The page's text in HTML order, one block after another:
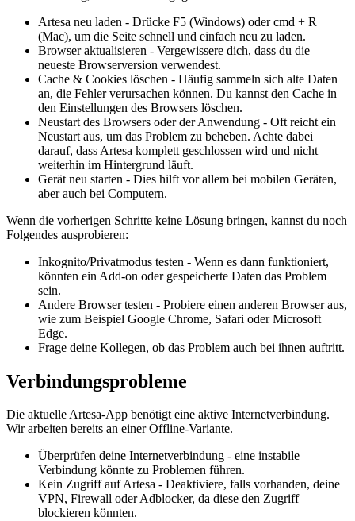
Artesa neu laden - Drücke F5 (Windows) oder cmd + R
(Mac), um die Seite schnell und einfach neu zu laden.
Browser aktualisieren - Vergewissere dich, dass du die
neueste Browserversion verwendest.
Cache & Cookies löschen - Häufig sammeln sich alte Daten
an, die Fehler verursachen können. Du kannst den Cache in
den Einstellungen des Browsers löschen.
Neustart des Browsers oder der Anwendung - Oft reicht ein
Neustart aus, um das Problem zu beheben. Achte dabei
darauf, dass Artesa komplett geschlossen wird und nicht
weiterhin im Hintergrund läuft.
Gerät neu starten - Dies hilft vor allem bei mobilen Geräten,
aber auch bei Computern.
Wenn die vorherigen Schritte keine Lösung bringen, kannst du noch
Folgendes ausprobieren:
Inkognito/Privatmodus testen - Wenn es dann funktioniert,
könnten ein Add-on oder gespeicherte Daten das Problem
sein.
Andere Browser testen - Probiere einen anderen Browser aus,
wie zum Beispiel Google Chrome, Safari oder Microsoft
Edge.
Frage deine Kollegen, ob das Problem auch bei ihnen auftritt.
Verbindungsprobleme
Die aktuelle Artesa-App benötigt eine aktive Internetverbindung.
Wir arbeiten bereits an einer Offline-Variante.
Überprüfen deine Internetverbindung - eine instabile
Verbindung könnte zu Problemen führen.
Kein Zugriff auf Artesa - Deaktiviere, falls vorhanden, deine
VPN, Firewall oder Adblocker, da diese den Zugriff
blockieren könnten.